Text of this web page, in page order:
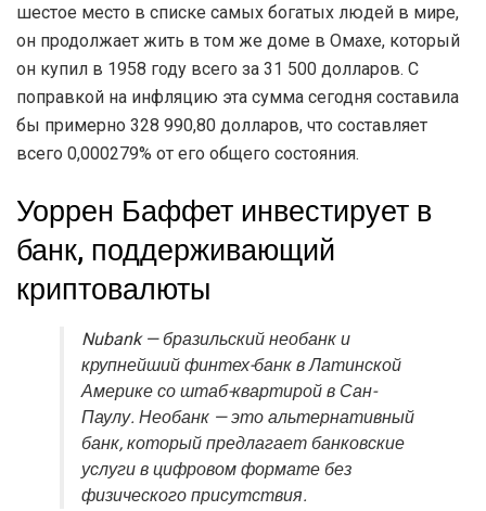
шестое место в списке самых богатых людей в мире,
он продолжает жить в том же доме в Омахе, который
он купил в 1958 году всего за 31 500 долларов. С
поправкой на инфляцию эта сумма сегодня составила
бы примерно 328 990,80 долларов, что составляет
всего 0,000279% от его общего состояния.
Уоррен Баффет инвестирует в
банк, поддерживающий
криптовалюты
Nubank — бразильский необанк и
крупнейший финтех-банк в Латинской
Америке со штаб-квартирой в Сан-
Паулу. Необанк — это альтернативный
банк, который предлагает банковские
услуги в цифровом формате без
физического присутствия.